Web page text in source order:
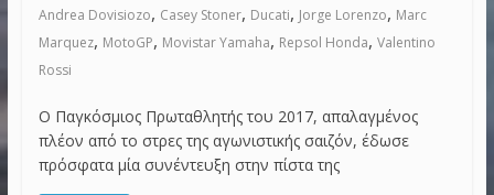
Andrea Dovisiozo, Casey Stoner, Ducati, Jorge Lorenzo, Marc
Marquez, MotoGP, Movistar Yamaha, Repsol Honda, Valentino
Rossi
Ο Παγκόσμιος Πρωταθλητής του 2017, απαλαγμένος
πλέον από το στρες της αγωνιστικής σαιζόν, έδωσε
πρόσφατα μία συνέντευξη στην πίστα της